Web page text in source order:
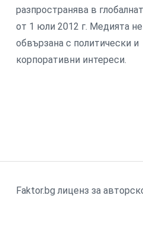
разпространява в
от 1 юли 2012 г. Медията
обвързана с политически и
корпоративни интереси.
Faktor.bg лиценз за